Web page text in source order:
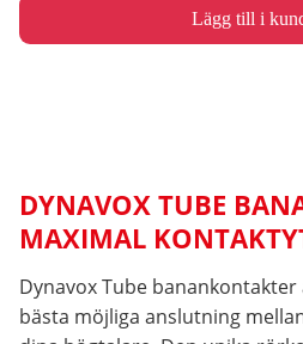
Lägg till i
DYNAVOX TUBE
MAXIMAL
Dynavox Tube
bästa möjliga anslutning